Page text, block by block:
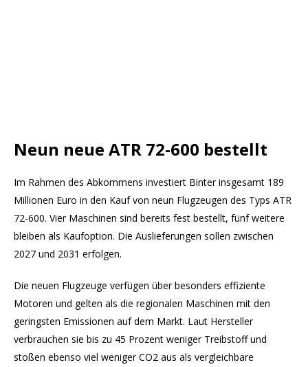
Neun neue ATR 72-600 bestellt
Im Rahmen des Abkommens investiert Binter insgesamt 189
Millionen Euro in den Kauf von neun Flugzeugen des Typs ATR
72-600. Vier Maschinen sind bereits fest bestellt, fünf weitere
bleiben als Kaufoption. Die Auslieferungen sollen zwischen
2027 und 2031 erfolgen.
Die neuen Flugzeuge verfügen über besonders effiziente
Motoren und gelten als die regionalen Maschinen mit den
geringsten Emissionen auf dem Markt. Laut Hersteller
verbrauchen sie bis zu 45 Prozent weniger Treibstoff und
stoßen ebenso viel weniger CO2 aus als vergleichbare